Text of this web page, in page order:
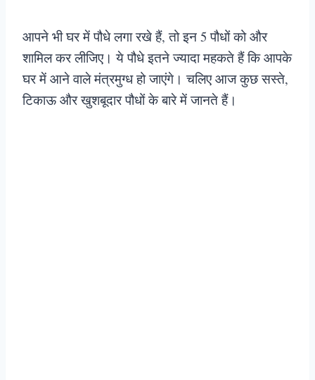
आपने भी घर में पौधे लगा रखे हैं, तो इन 5 पौधों को और
शामिल कर लीजिए। ये पौधे इतने ज्यादा महकते हैं कि आपके
घर में आने वाले मंत्रमुग्ध हो जाएंगे। चलिए आज कुछ सस्ते,
टिकाऊ और खुशबूदार पौधों के बारे में जानते हैं।